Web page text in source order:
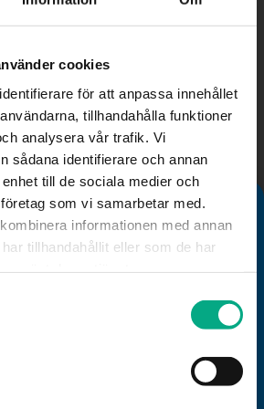
cookies
för att anpassa innehållet
tillhandahålla funktioner
analysera vår trafik. Vi
sådana identifierare och annan
till de sociala medier och
som vi samarbetar med.
informationen med annan
tillhandahållit eller som de har
Har du fått förhinder, meddela oss så
platsen till andra intresserade. Du kan
till en kollega, meddela oss den nya
e-post. Detta är viktigt eftersom vi
information till alla deltagare. Om du
plats eller överför den till en kollega
kursavgift. Avbokning sker senast 3
via mejl till utbildning@fastigo.se
till Mitt Fastigo!
Mitt Fastigo? Klicka på
och följ instruktionerna. Välkommen!